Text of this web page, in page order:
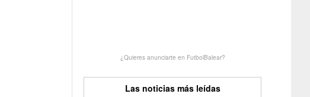
¿Quieres anunciarte en FutbolBalear?
Las noticias más leídas